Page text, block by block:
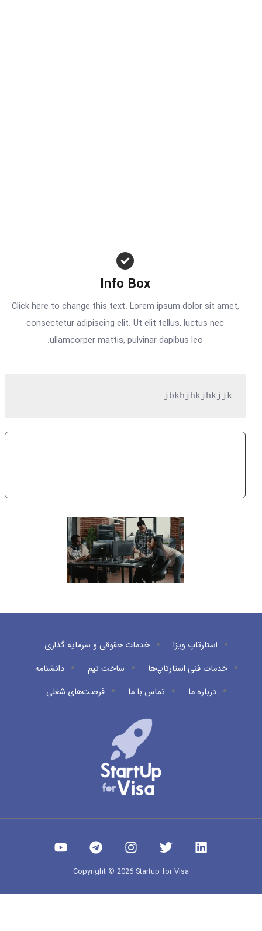
Info Box
Click here to change this text. Lorem ipsum dolor sit amet,
consectetur adipiscing elit. Ut elit tellus, luctus nec
ullamcorper mattis, pulvinar dapibus leo.
jbkhjhkjhkjjk
استارتاپ ویزا
خدمات حقوقی و سرمایه گذاری
خدمات فنی استارتاپ‌ها
ساخت تیم
دانشنامه
درباره ما
تماس با ما فرصت‌های شغلی
Copyright © 2026 Startup for Visa